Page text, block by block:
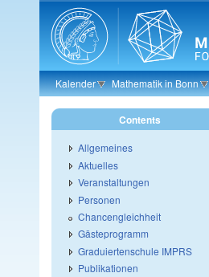
Skip to main content
Kalender Mathematik in Bonn
Contents
Allgemeines
Aktuelles
Veranstaltungen
Personen
Chancengleichheit
Gästeprogramm
Graduiertenschule IMPRS
Publikationen